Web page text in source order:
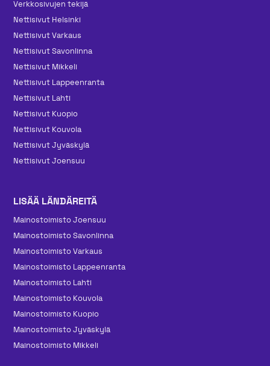
Verkkosivujen tekijä
Nettisivut Helsinki
Nettisivut Varkaus
Nettisivut Savonlinna
Nettisivut Mikkeli
Nettisivut Lappeenranta
Nettisivut Lahti
Nettisivut Kuopio
Nettisivut Kouvola
Nettisivut Jyväskylä
Nettisivut Joensuu
LISÄÄ LÄNDÄREITÄ
Mainos­toimisto Joensuu
Mainos­toimisto Savonlinna
Mainos­toimisto Varkaus
Mainos­toimisto Lappeenranta
Mainos­toimisto Lahti
Mainos­toimisto Kouvola
Mainos­toimisto Kuopio
Mainos­toimisto Jyväskylä
Mainos­toimisto Mikkeli